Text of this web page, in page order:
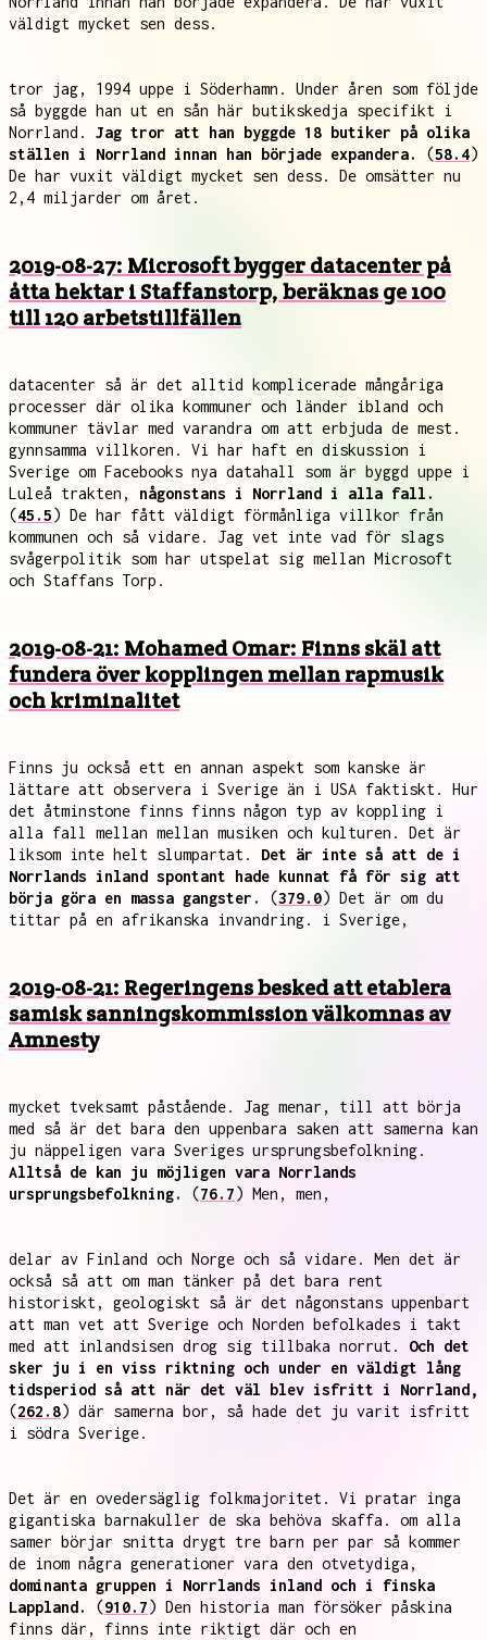
väldigt mycket sen dess.
tror jag, 1994 uppe i Söderhamn. Under åren som följde
så byggde han ut en sån här butikskedja specifikt i
Norrland. Jag tror att han byggde 18 butiker på olika
ställen i Norrland innan han började expandera.
(58.4)
De har vuxit väldigt mycket sen dess. De omsätter nu
2,4 miljarder om året.
2019-08-27: Microsoft bygger datacenter på
åtta hektar i Staffanstorp, beräknas ge 100
till 120 arbetstillfällen
datacenter så är det alltid komplicerade mångåriga
processer där olika kommuner och länder ibland och
kommuner tävlar med varandra om att erbjuda de mest.
gynnsamma villkoren. Vi har haft en diskussion i
Sverige om Facebooks nya datahall som är byggd uppe i
Luleå trakten, någonstans i Norrland i alla fall.
(45.5) De har fått väldigt förmånliga villkor från
kommunen och så vidare. Jag vet inte vad för slags
svågerpolitik som har utspelat sig mellan Microsoft
och Staffans Torp.
2019-08-21: Mohamed Omar: Finns skäl att
fundera över kopplingen mellan rapmusik
och kriminalitet
Finns ju också ett en annan aspekt som kanske är
lättare att observera i Sverige än i USA faktiskt. Hur
det åtminstone finns finns någon typ av koppling i
alla fall mellan mellan musiken och kulturen. Det är
liksom inte helt slumpartat. Det är inte så att de i
Norrlands inland spontant hade kunnat få för sig att
börja göra en massa gangster.
(379.0) Det är om du
tittar på en afrikanska invandring. i Sverige,
2019-08-21: Regeringens besked att etablera
samisk sanningskommission välkomnas av
Amnesty
mycket tveksamt påstående. Jag menar, till att börja
med så är det bara den uppenbara saken att samerna kan
ju näppeligen vara Sveriges ursprungsbefolkning.
Alltså de kan ju möjligen vara Norrlands
ursprungsbefolkning.
(76.7) Men, men,
delar av Finland och Norge och så vidare. Men det är
också så att om man tänker på det bara rent
historiskt, geologiskt så är det någonstans uppenbart
att man vet att Sverige och Norden befolkades i takt
med att inlandsisen drog sig tillbaka norrut. Och det
sker ju i en viss riktning och under en väldigt lång
tidsperiod så att när det väl blev isfritt i Norrland,
(262.8) där samerna bor, så hade det ju varit isfritt
i södra Sverige.
Det är en ovedersäglig folkmajoritet. Vi pratar inga
gigantiska barnakuller de ska behöva skaffa. om alla
samer börjar snitta drygt tre barn per par så kommer
de inom några generationer vara den otvetydiga,
dominanta gruppen i Norrlands inland och i finska
Lappland.
(910.7) Den historia man försöker påskina
finns där, finns inte riktigt där och en